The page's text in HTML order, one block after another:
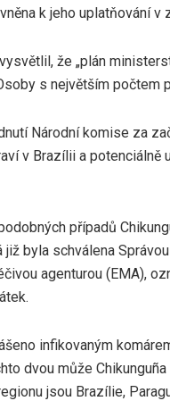
k jeho uplatňování v
že „plán
s největším počtem
Národní komise za
v Brazílii a potenciálně
případů
byla schválena
agenturou (EMA),
infikovaným
dvou může
jsou Brazílie,